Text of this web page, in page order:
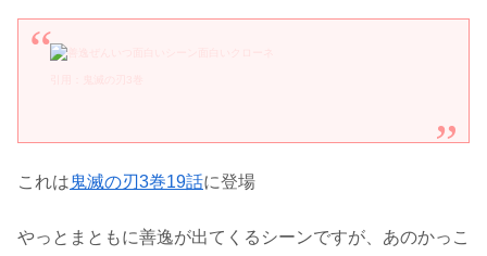
これは鬼滅の刃3巻19話に登場
やっとまともに善逸が出てくるシーンですが、あのかっこ